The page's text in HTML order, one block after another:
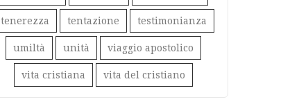
tenerezza tentazione testimonianza
umiltà unità viaggio apostolico
vita cristiana vita del cristiano